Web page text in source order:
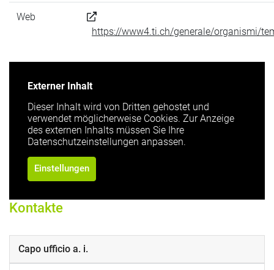
Web
https://www4.ti.ch/generale/organismi/
Externer Inhalt
Dieser Inhalt wird von Dritten gehostet und
verwendet möglicherweise Cookies. Zur Anzeige
des externen Inhalts müssen Sie Ihre
Datenschutzeinstellungen anpassen.
Einstellungen
Kontakte
Capo ufficio a. i.